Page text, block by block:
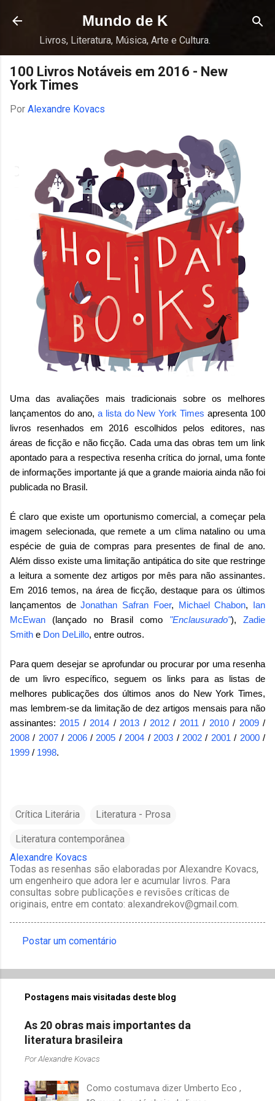
Pular para o conteúdo principal
Mundo de K
Livros, Literatura, Música, Arte e Cultura.
100 Livros Notáveis em 2016 - New
York Times
Por Alexandre Kovacs
Uma das avaliações mais tradicionais sobre os melhores
lançamentos do ano, a lista do New York Times apresenta 100
livros resenhados em 2016 escolhidos pelos editores, nas
áreas de ficção e não ficção. Cada uma das obras tem um link
apontado para a respectiva resenha crítica do jornal, uma fonte
de informações importante já que a grande maioria ainda não foi
publicada no Brasil.
É claro que existe um oportunismo comercial, a começar pela
imagem selecionada, que remete a um clima natalino ou uma
espécie de guia de compras para presentes de final de ano.
Além disso existe uma limitação antipática do site que restringe
a leitura a somente dez artigos por mês para não assinantes.
Em 2016 temos, na área de ficção, destaque para os últimos
lançamentos deJonathan Safran Foer, Michael Chabon, Ian
McEwan (lançado no Brasil como "Enclausurado"),Zadie
Smith e Don DeLillo, entre outros.
Para quem desejar se aprofundar ou procurar por uma resenha
de um livro específico, seguem os links para as listas de
melhores publicações dos últimos anos do New York Times,
mas lembrem-se da limitação de dez artigos mensais para não
assinantes: 2015 / 2014 / 2013 / 2012 / 2011 / 2010/ 2009/
2008 / 2007/ 2006/ 2005 / 2004 / 2003 / 2002/ 2001 / 2000/
1999 / 1998.
Crítica Literária Literatura - Prosa
Literatura contemporânea
Alexandre Kovacs
Todas as resenhas são elaboradas por Alexandre Kovacs,
um engenheiro que adora ler e acumular livros. Para
consultas sobre publicações e revisões críticas de
originais, entre em contato: alexandrekov@gmail.com.
o
n
t
á
Postar um comentário
Postagens mais visitadas deste blog
As 20 obras mais importantes da
literatura brasileira
PorAlexandre Kovacs
Como costumava dizer Umberto Eco ,